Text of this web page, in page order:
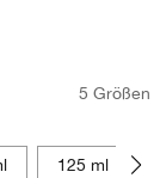
5 Größen
125 ml